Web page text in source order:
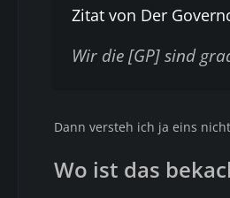
Zitat von Der
Wir die [GP] sind
Dann versteh ich ja eins
Wo ist das